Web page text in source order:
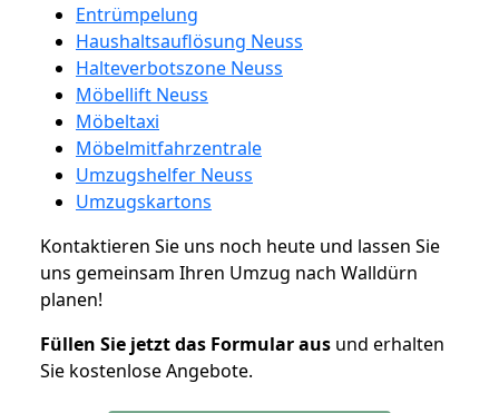
Entrümpelung
Haushaltsauflösung Neuss
Halteverbotszone Neuss
Möbellift Neuss
Möbeltaxi
Möbelmitfahrzentrale
Umzugshelfer Neuss
Umzugskartons
Kontaktieren Sie uns noch heute und lassen Sie
uns gemeinsam Ihren Umzug nach Walldürn
planen!
Füllen Sie jetzt das Formular aus und erhalten
Sie kostenlose Angebote.